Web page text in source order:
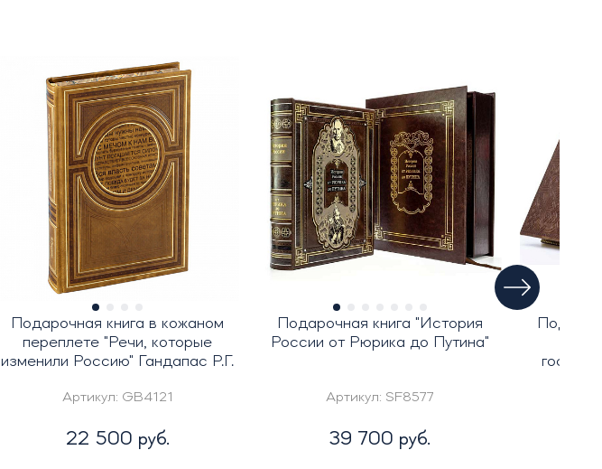
Подарочная книга в кожаном
переплете "Речи, которые
изменили Россию" Гандапас Р.Г.
Артикул: GB4121
22 500 руб.
Подарочная книга "История
России от Рюрика до Путина"
Артикул: SF8577
39 700 руб.